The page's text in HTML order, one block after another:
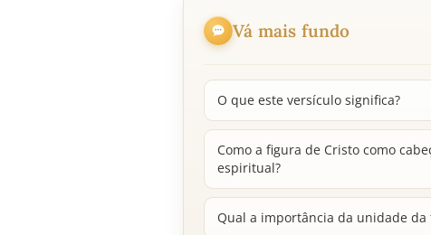
Vá mais fundo
O que este versículo significa?
Como a figura de Cristo como
espiritual?
Qual a importância da unidade da